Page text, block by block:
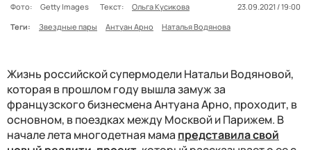
Фото: Getty Images Текст: Ольга Кусикова
23.09.2021 / 19:00
Теги:
Звездные пары Антуан Арно Наталья Водянова
Жизнь российской супермодели Натальи Водяновой,
которая в прошлом году вышла замуж за
французского бизнесмена Антуана Арно, проходит, в
основном, в поездках между Москвой и Парижем. В
начале лета многодетная мама представила свой